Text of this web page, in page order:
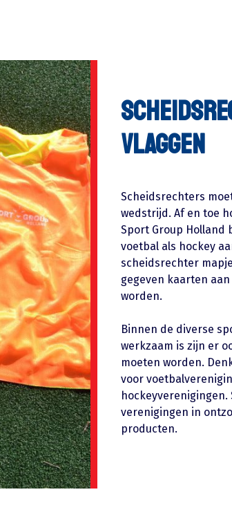
vlaggen
Scheidsrechters
wedstrijd. Af en toe
Sport Group Holland
voetbal als hockey
scheidsrechter
gegeven kaarten
worden.
Binnen de diverse
werkzaam is zijn er
moeten worden.
voor
verenigingen in
producten.